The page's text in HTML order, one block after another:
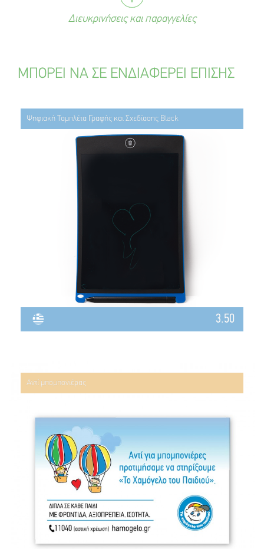
Διευκρινήσεις και παραγγελίες
ΜΠΟΡΕΙ ΝΑ ΣΕ ΕΝΔΙΑΦΕΡΕΙ ΕΠΙΣΗΣ
Ψηφιακή Ταμπλέτα Γραφής και Σχεδίασης Black
3.50
Αντί μπομπονιέρας